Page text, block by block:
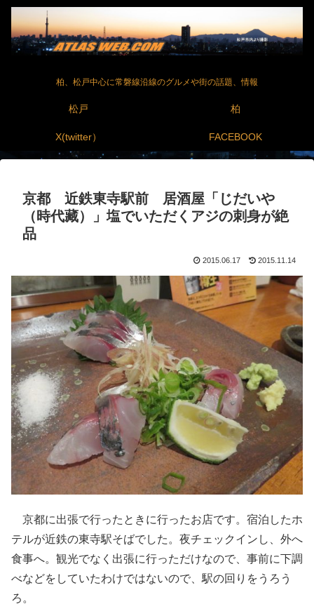
柏、松戸中心に常磐線沿線のグルメや街の話題、情報
松戸 柏
X(twitter） FACEBOOK
京都 近鉄東寺駅前 居酒屋「じだいや
（時代藏）」塩でいただくアジの刺身が絶
品
2015.06.17 2015.11.14
京都に出張で行ったときに行ったお店です。宿泊したホ
テルが近鉄の東寺駅そばでした。夜チェックインし、外へ
食事へ。観光でなく出張に行っただけなので、事前に下調
べなどをしていたわけではないので、駅の回りをうろう
ろ。